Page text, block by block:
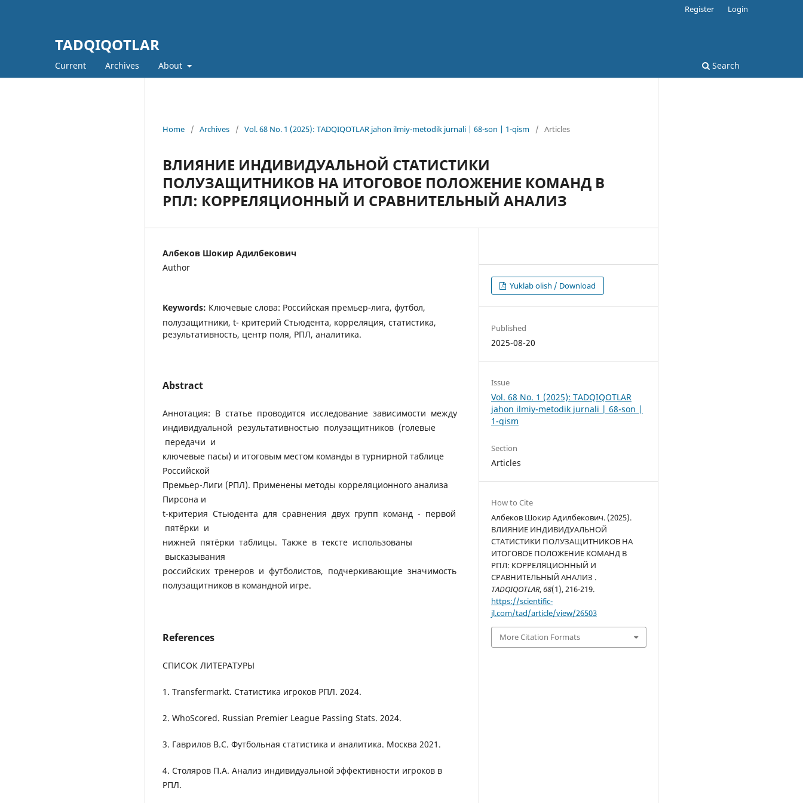
TADQIQOTLAR
Current Archives About Search
Register Login
Home / Archives / Vol. 68 No. 1 (2025): TADQIQOTLAR jahon ilmiy-metodik jurnali | 68-son | 1-qism / Articles
ВЛИЯНИЕ ИНДИВИДУАЛЬНОЙ СТАТИСТИКИ
ПОЛУЗАЩИТНИКОВ НА ИТОГОВОЕ ПОЛОЖЕНИЕ КОМАНД В
РПЛ: КОРРЕЛЯЦИОННЫЙ И СРАВНИТЕЛЬНЫЙ АНАЛИЗ
Албеков Шокир Адилбекович
Author
Keywords: Ключевые слова: Российская премьер-лига, футбол,
полузащитники, t- критерий Стьюдента, корреляция, статистика,
результативность, центр поля, РПЛ, аналитика.
Abstract
Аннотация: В статье проводится исследование зависимости между
индивидуальной результативностью полузащитников (голевые
передачи и
ключевые пасы) и итоговым местом команды в турнирной таблице
Российской
Премьер-Лиги (РПЛ). Применены методы корреляционного анализа
Пирсона и
t-критерия Стьюдента для сравнения двух групп команд - первой
пятёрки и
нижней пятёрки таблицы. Также в тексте использованы
высказывания
российских тренеров и футболистов, подчеркивающие значимость
полузащитников в командной игре.
References
СПИСОК ЛИТЕРАТУРЫ
1. Transfermarkt. Статистика игроков РПЛ. 2024.
2. WhoScored. Russian Premier League Passing Stats. 2024.
3. Гаврилов В.С. Футбольная статистика и аналитика. Москва 2021.
4. Столяров П.А. Анализ индивидуальной эффективности игроков в
РПЛ.
Yuklab olish / Download
Published
2025-08-20
Issue
Vol. 68 No. 1 (2025): TADQIQOTLAR
jahon ilmiy-metodik jurnali | 68-son |
1-qism
Section
Articles
How to Cite
Албеков Шокир Адилбекович. (2025).
ВЛИЯНИЕ ИНДИВИДУАЛЬНОЙ
СТАТИСТИКИ ПОЛУЗАЩИТНИКОВ НА
ИТОГОВОЕ ПОЛОЖЕНИЕ КОМАНД В
РПЛ: КОРРЕЛЯЦИОННЫЙ И
СРАВНИТЕЛЬНЫЙ АНАЛИЗ .
TADQIQOTLAR,68(1), 216-219.
https://scientific-
jl.com/tad/article/view/26503
More Citation Formats